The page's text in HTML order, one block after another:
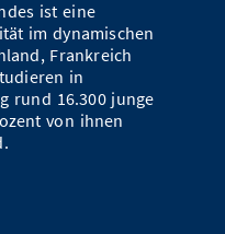
ist eine
im dynamischen
Frankreich
in
rund 16.300 junge
von ihnen